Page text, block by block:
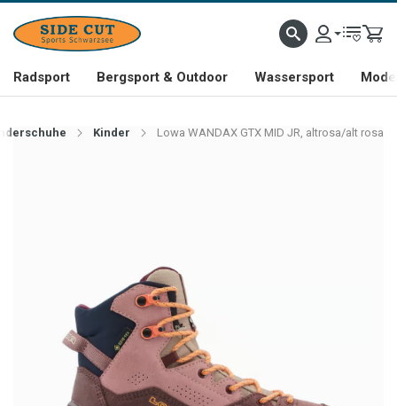
Radsport Bergsport & Outdoor Wassersport
Kinder Lowa WANDAX GTX MID JR, altrosa/alt rosa